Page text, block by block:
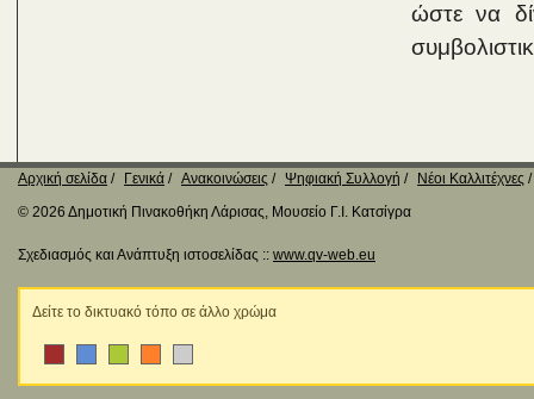
ώστε να
Αρχική σελίδα Γενικά Ανακοινώσεις Ψηφιακή Συλλογή
Νέοι Καλλιτέχνες
© 2026 Δημοτική Πινακοθήκη Λάρισας, Μουσείο Γ.Ι. Κατσίγρα
Σχεδιασμός και Ανάπτυξη ιστοσελίδας :: www.qv-web.eu
Δείτε το δικτυακό τόπο σε άλλο χρώμα